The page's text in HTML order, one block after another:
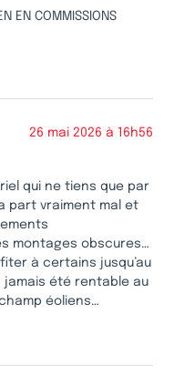
EN COMMISSIONS
26 mai 2026 à 16h56
qui ne tiens que par
part vraiment mal et
montages obscures…
à certains jusqu’au
jamais été rentable au
éoliens…